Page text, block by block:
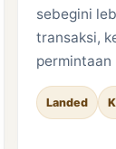
sebegini
transaksi,
permintaan
Landed